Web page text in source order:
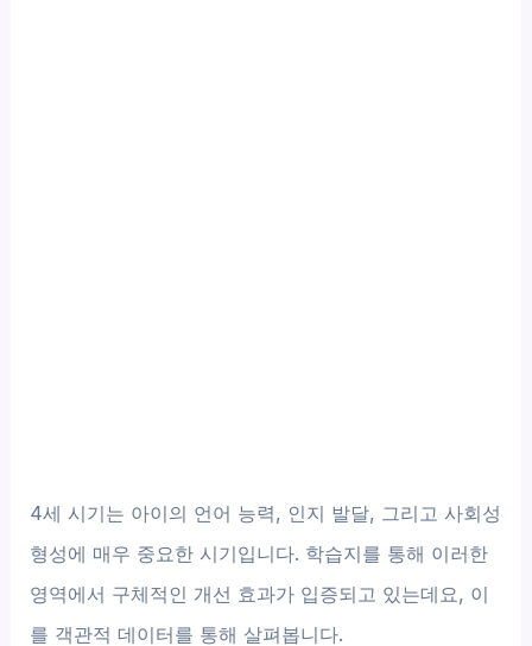
4세 시기는 아이의 언어 능력, 인지 발달, 그리고 사회성
형성에 매우 중요한 시기입니다. 학습지를 통해 이러한
영역에서 구체적인 개선 효과가 입증되고 있는데요, 이
를 객관적 데이터를 통해 살펴봅니다.